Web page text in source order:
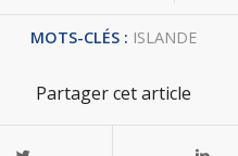
MOTS-CLÉS : ISLANDE
Partager cet article